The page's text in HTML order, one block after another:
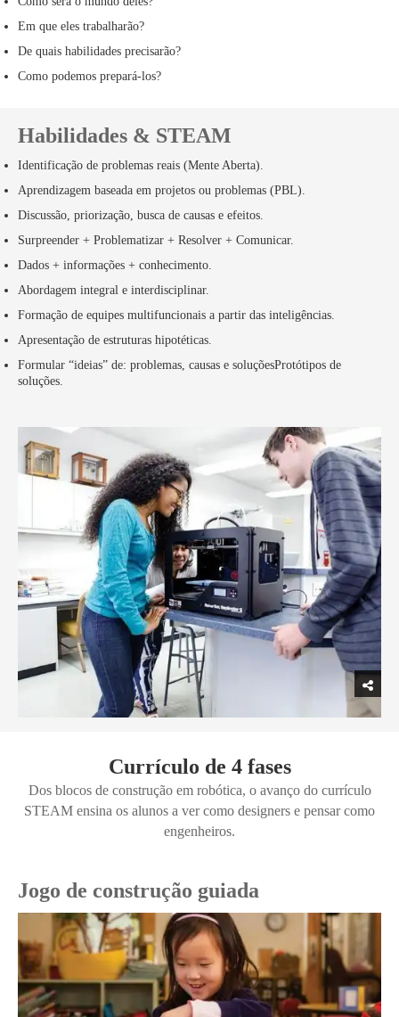
Em que eles trabalharão?
De quais habilidades precisarão?
Como podemos prepará-los?
Habilidades & STEAM
Identificação de problemas reais (Mente Aberta).
Aprendizagem baseada em projetos ou problemas (PBL).
Discussão, priorização, busca de causas e efeitos.
Surpreender + Problematizar + Resolver + Comunicar.
Dados + informações + conhecimento.
Abordagem integral e interdisciplinar.
Formação de equipes multifuncionais a partir das inteligências.
Apresentação de estruturas hipotéticas.
Formular “ideias” de: problemas, causas e soluçõesProtótipos de
soluções.
Currículo de 4 fases
Dos blocos de construção em robótica, o avanço do currículo
STEAM ensina os alunos a ver como designers e pensar como
engenheiros.
Jogo de construção guiada